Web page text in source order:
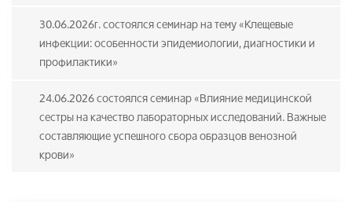
30.06.2026г. состоялся семинар на тему «Клещевые
инфекции: особенности эпидемиологии, диагностики и
профилактики»
24.06.2026 состоялся семинар «Влияние медицинской
сестры на качество лабораторных исследований. Важные
составляющие успешного сбора образцов венозной
крови»